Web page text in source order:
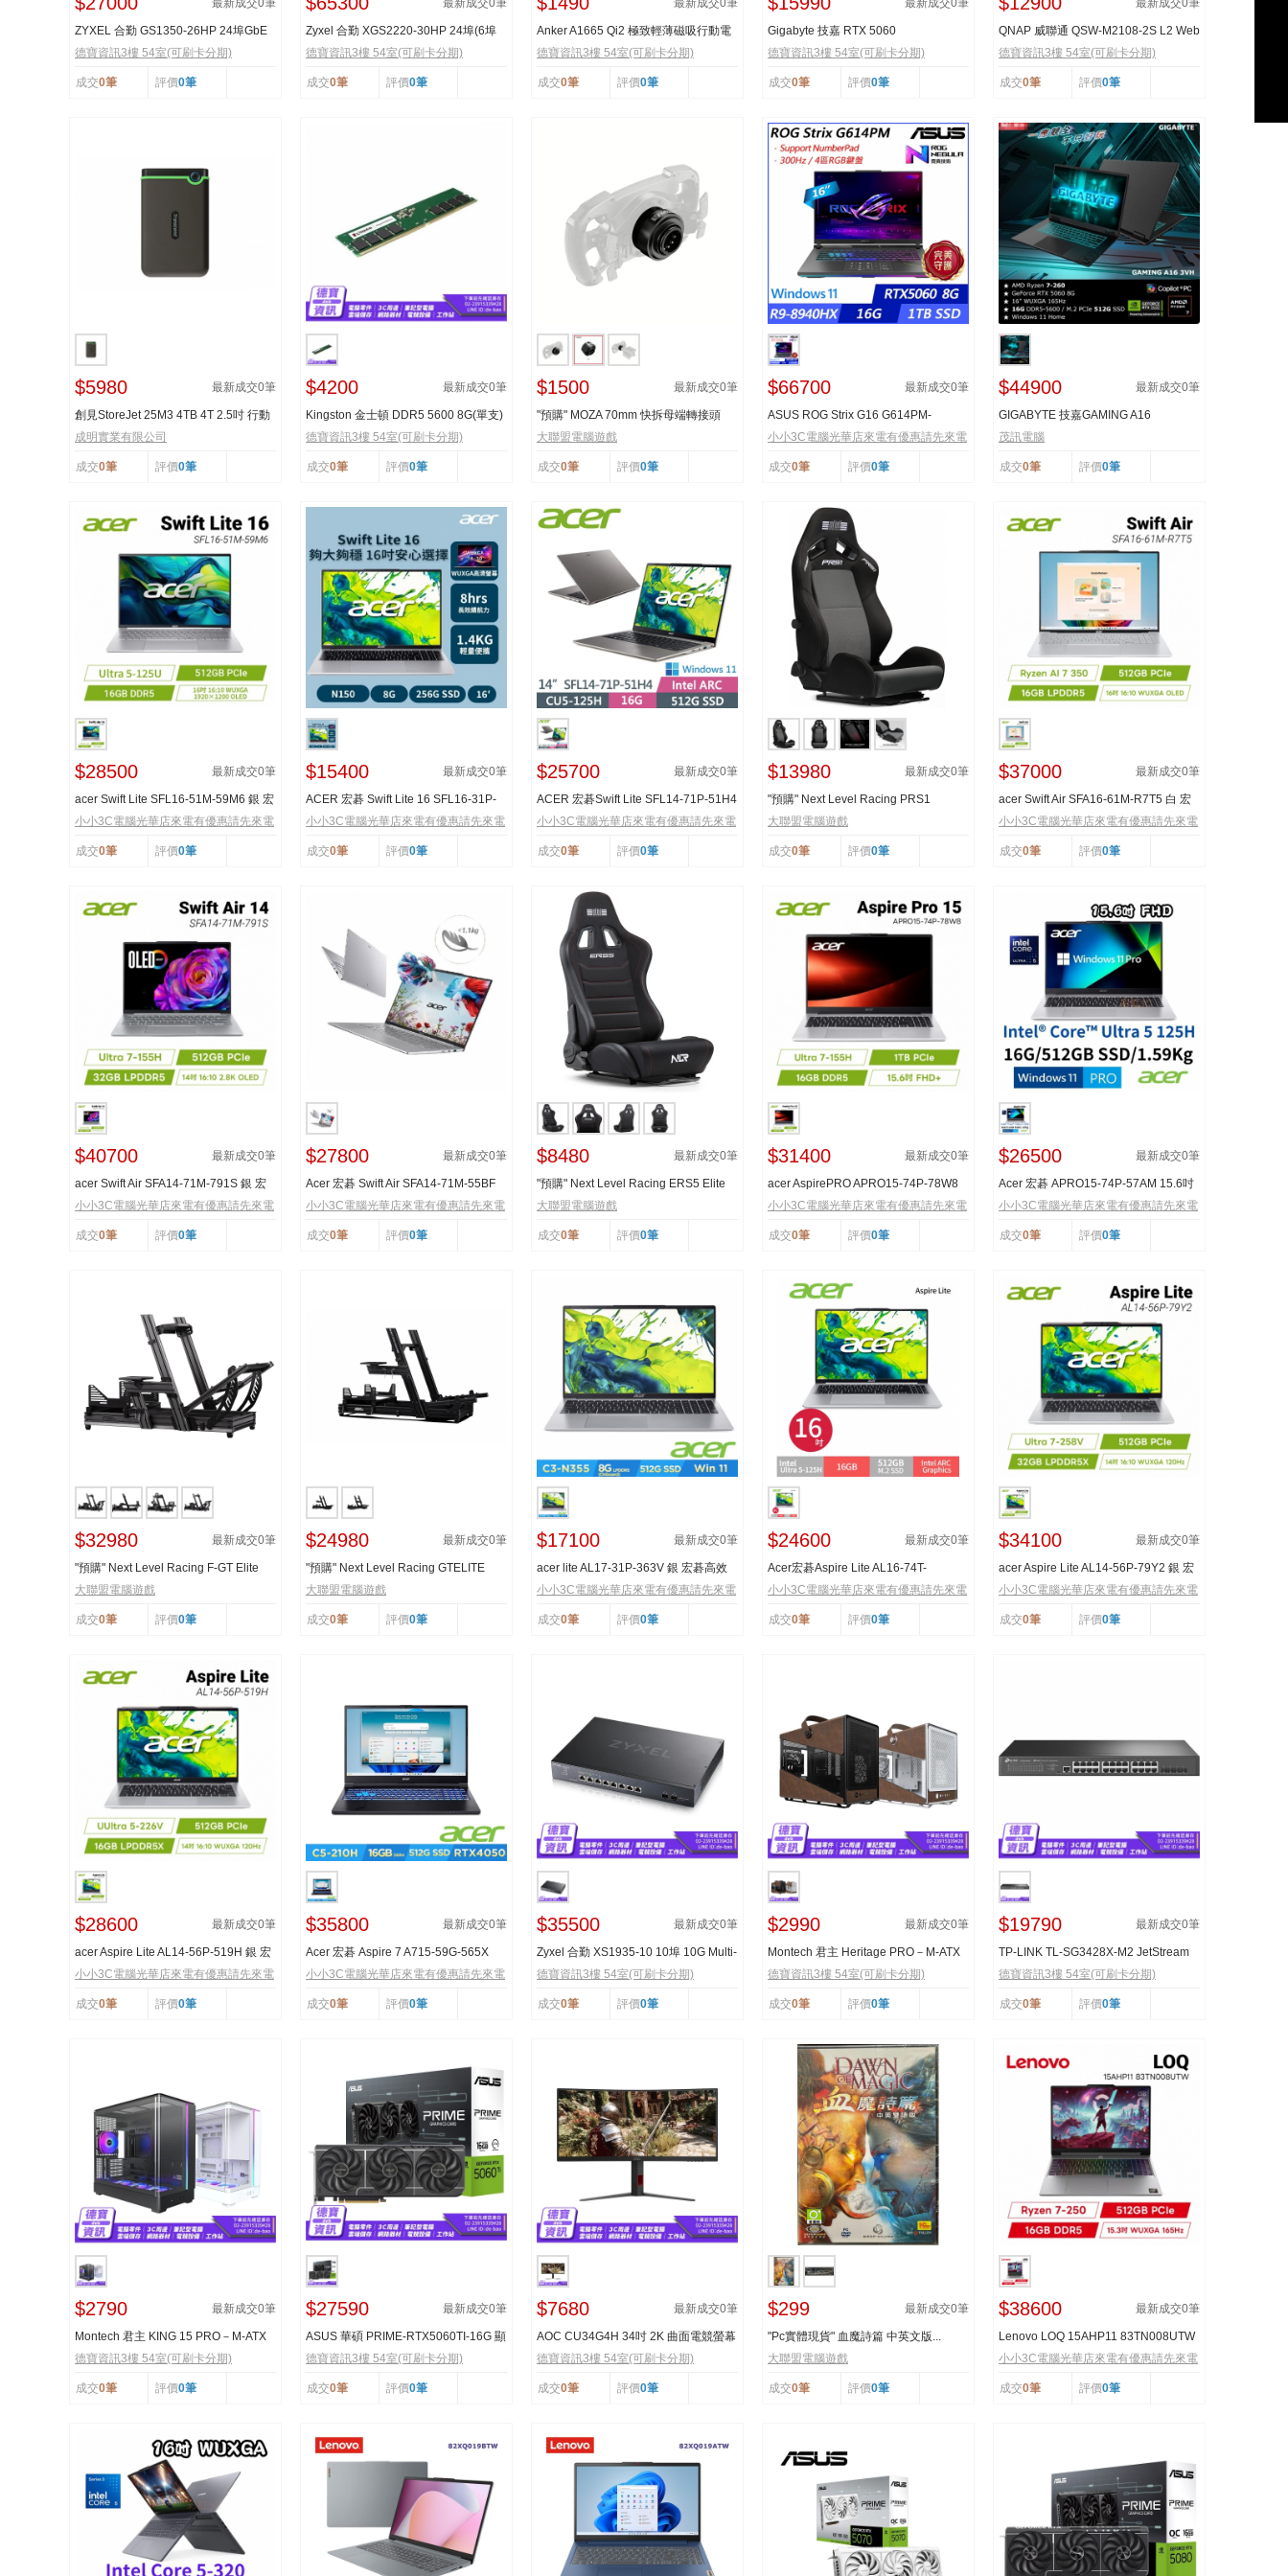
最新成交0筆
ZYXEL 合勤 GS1350-26HP 24埠GbE
管理型PoE 網路交換...
德寶資訊3樓 54室(可刷卡分期)
成交0筆 評價0筆
最新成交0筆
Zyxel 合勤 XGS2220-30HP 24埠(6埠
10G) PoE+ L3交換...
德寶資訊3樓 54室(可刷卡分期)
成交0筆 評價0筆
最新成交0筆
Anker A1665 Qi2 極致輕薄磁吸行動電
源 5000mAh 無...
德寶資訊3樓 54室(可刷卡分期)
成交0筆 評價0筆
最新成交0筆
Gigabyte 技嘉 RTX 5060
WINDFORCE MAX OC 8G 顯示...
德寶資訊3樓 54室(可刷卡分期)
成交0筆 評價0筆
最新成交0筆
QNAP 威聯通 QSW-M2108-2S L2 Web
管理型交換器10Gb...
德寶資訊3樓 54室(可刷卡分期)
成交0筆 評價0筆
$5980 最新成交0筆
創見StoreJet 25M3 4TB 4T 2.5吋 行動
硬碟
成明實業有限公司
成交0筆 評價0筆
$4200 最新成交0筆
Kingston 金士頓 DDR5 5600 8G(單支)
品牌電腦記憶...
德寶資訊3樓 54室(可刷卡分期)
成交0筆 評價0筆
$1500 最新成交0筆
"預購" MOZA 70mm 快拆母端轉接頭
RS07...
大聯盟電腦遊戲
成交0筆 評價0筆
$66700 最新成交0筆
ASUS ROG Strix G16 G614PM-
0044C8940HX-NBL 幻潮黑
小小3C電腦光華店來電有優惠請先來電
成交0筆 評價0筆
$44900 最新成交0筆
GIGABYTE 技嘉GAMING A16
3VHK3TW893SH 16吋電競筆...
茂訊電腦
成交0筆 評價0筆
$28500 最新成交0筆
acer Swift Lite SFL16-51M-59M6 銀 宏
碁時尚輕纖筆...
小小3C電腦光華店來電有優惠請先來電
成交0筆 評價0筆
$15400 最新成交0筆
ACER 宏碁 Swift Lite 16 SFL16-31P-
C6VL 文書 效能...
小小3C電腦光華店來電有優惠請先來電
成交0筆 評價0筆
$25700 最新成交0筆
ACER 宏碁Swift Lite SFL14-71P-51H4
灰
小小3C電腦光華店來電有優惠請先來電
成交0筆 評價0筆
$13980 最新成交0筆
"預購" Next Level Racing PRS1
Performance Reclin...
大聯盟電腦遊戲
成交0筆 評價0筆
$37000 最新成交0筆
acer Swift Air SFA16-61M-R7T5 白 宏
碁時尚輕纖筆...
小小3C電腦光華店來電有優惠請先來電
成交0筆 評價0筆
$40700 最新成交0筆
acer Swift Air SFA14-71M-791S 銀 宏
碁時尚輕纖筆...
小小3C電腦光華店來電有優惠請先來電
成交0筆 評價0筆
$27800 最新成交0筆
Acer 宏碁 Swift Air SFA14-71M-55BF
14吋AI輕薄筆...
小小3C電腦光華店來電有優惠請先來電
成交0筆 評價0筆
$8480 最新成交0筆
"預購" Next Level Racing ERS5 Elite
Reclining Se...
大聯盟電腦遊戲
成交0筆 評價0筆
$31400 最新成交0筆
acer AspirePRO APRO15-74P-78W8
宏碁時尚商務筆電
小小3C電腦光華店來電有優惠請先來電
成交0筆 評價0筆
$26500 最新成交0筆
Acer 宏碁 APRO15-74P-57AM 15.6吋
商務筆電
小小3C電腦光華店來電有優惠請先來電
成交0筆 評價0筆
$32980 最新成交0筆
"預購" Next Level Racing F-GT Elite
Wheel Plate ...
大聯盟電腦遊戲
成交0筆 評價0筆
$24980 最新成交0筆
"預購" Next Level Racing GTELITE
WHEEL PLATE EDI...
大聯盟電腦遊戲
成交0筆 評價0筆
$17100 最新成交0筆
acer lite AL17-31P-363V 銀 宏碁高效
能筆電
小小3C電腦光華店來電有優惠請先來電
成交0筆 評價0筆
$24600 最新成交0筆
Acer宏碁Aspire Lite AL16-74T-
56K4〈銀〉U5/16吋文...
小小3C電腦光華店來電有優惠請先來電
成交0筆 評價0筆
$34100 最新成交0筆
acer Aspire Lite AL14-56P-79Y2 銀 宏
碁高效能筆電
小小3C電腦光華店來電有優惠請先來電
成交0筆 評價0筆
$28600 最新成交0筆
acer Aspire Lite AL14-56P-519H 銀 宏
碁高效能筆電
小小3C電腦光華店來電有優惠請先來電
成交0筆 評價0筆
$35800 最新成交0筆
Acer 宏碁 Aspire 7 A715-59G-565X
15.6吋獨顯效能...
小小3C電腦光華店來電有優惠請先來電
成交0筆 評價0筆
$35500 最新成交0筆
Zyxel 合勤 XS1935-10 10埠 10G Multi-
Gig Lite-L3 ...
德寶資訊3樓 54室(可刷卡分期)
成交0筆 評價0筆
$2990 最新成交0筆
Montech 君主 Heritage PRO－M-ATX
電腦機殼 U高170／卡...
德寶資訊3樓 54室(可刷卡分期)
成交0筆 評價0筆
$19790 最新成交0筆
TP-LINK TL-SG3428X-M2 JetStream
24埠 2.5G 管理型...
德寶資訊3樓 54室(可刷卡分期)
成交0筆 評價0筆
$2790 最新成交0筆
Montech 君主 KING 15 PRO－M-ATX
電腦機殼 U高187／卡...
德寶資訊3樓 54室(可刷卡分期)
成交0筆 評價0筆
$27590 最新成交0筆
ASUS 華碩 PRIME-RTX5060TI-16G 顯
示卡/080326
德寶資訊3樓 54室(可刷卡分期)
成交0筆 評價0筆
$7680 最新成交0筆
AOC CU34G4H 34吋 2K 曲面電競螢幕
200Hz／Fast VA／0.3...
德寶資訊3樓 54室(可刷卡分期)
成交0筆 評價0筆
$299 最新成交0筆
"Pc實體現貨" 血魔詩篇 中英文版...
大聯盟電腦遊戲
成交0筆 評價0筆
$38600 最新成交0筆
Lenovo LOQ 15AHP11 83TN008UTW
月光灰 聯想極致強...
小小3C電腦光華店來電有優惠請先來電
成交0筆 評價0筆